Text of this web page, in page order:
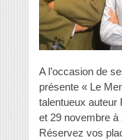
A l’occasion de
présente « Le
talentueux auteur
et 29 novembre à
Réservez vos